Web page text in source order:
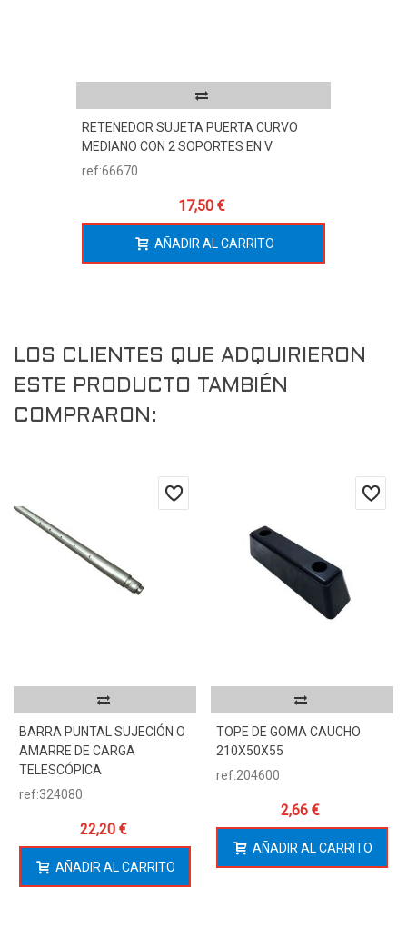
RETENEDOR SUJETA PUERTA CURVO
MEDIANO CON 2 SOPORTES EN V
ref:66670
17,50 €
AÑADIR AL CARRITO
LOS CLIENTES QUE ADQUIRIERON
ESTE PRODUCTO TAMBIÉN
COMPRARON:
BARRA PUNTAL SUJECIÓN O
AMARRE DE CARGA
TELESCÓPICA
ref:324080
22,20 €
AÑADIR AL CARRITO
TOPE DE GOMA CAUCHO
210X50X55
ref:204600
2,66 €
AÑADIR AL CARRITO